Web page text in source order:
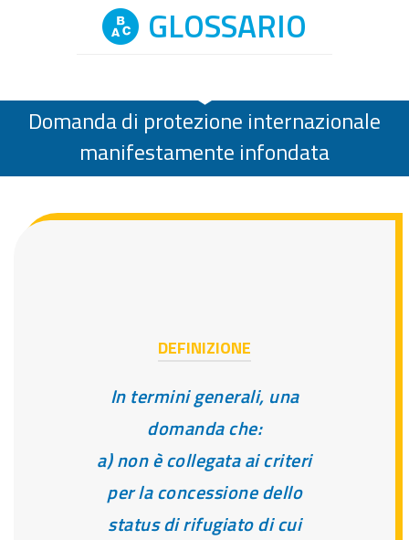
GLOSSARIO
Domanda di protezione internazionale
manifestamente infondata
DEFINIZIONE
In termini generali, una
domanda che:
a) non è collegata ai criteri
per la concessione dello
status di rifugiato di cui